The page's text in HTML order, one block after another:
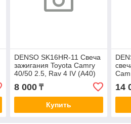
DENSO SK16HR-11 Свеча
зажигания Toyota Camry
40/50 2.5, Rav 4 IV (A40)
Lexus ES250 >12
8 000₸
Купить
14